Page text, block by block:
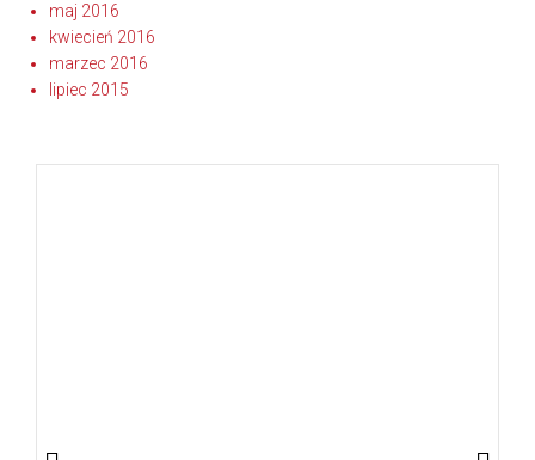
maj 2016
kwiecień 2016
marzec 2016
lipiec 2015